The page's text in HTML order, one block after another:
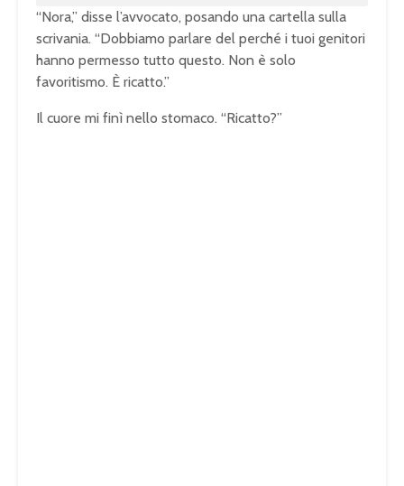
“Nora,” disse l’avvocato, posando una cartella sulla
scrivania. “Dobbiamo parlare del perché i tuoi genitori
hanno permesso tutto questo. Non è solo
favoritismo. È ricatto.”
Il cuore mi finì nello stomaco. “Ricatto?”